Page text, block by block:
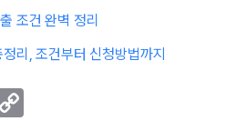
조건 완벽 정리
리, 조건부터 신청방법까지